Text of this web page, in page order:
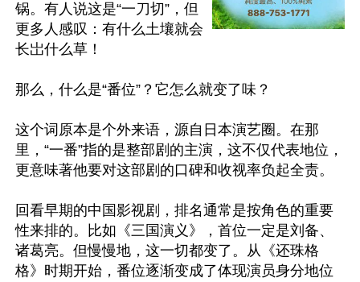
锅。有人说这是“一刀切”，但
更多人感叹：有什么土壤就会
长岀什么草！
那么，什么是“番位”？它怎么就变了味？
这个词原本是个外来语，源自日本演艺圈。在那
里，“一番”指的是整部剧的主演，这不仅代表地位，
更意味著他要对这部剧的口碑和收视率负起全责。
回看早期的中国影视剧，排名通常是按角色的重要
性来排的。比如《三国演义》，首位一定是刘备、
诸葛亮。但慢慢地，这一切都变了。从《还珠格
格》时期开始，番位逐渐变成了体现演员身分地位